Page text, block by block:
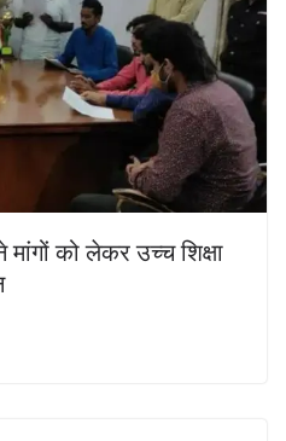
को लेकर उच्च शिक्षा